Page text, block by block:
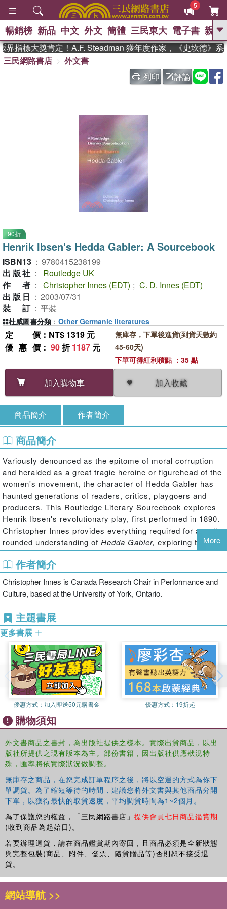
5
GO
、 如果歷史是一群喵 、 暑期
國際布克獎 臺灣漫遊錄 、 方
暢銷榜 新品 中文 外文 簡體 三民東大 電子書 親子
指標大獎肯定！A.F. Steadman 獲年度作家，《史坎德》系
三民網路書店
外文書
列印
評論
90折
Henrik Ibsen's Hedda Gabler: A Sourcebook
ISBN13 ： 9780415238199
出版社 ：
Routledge UK
作者 ： Christopher Innes (EDT) ; C. D. Innes (EDT)
出版日 ： 2003/07/31
裝訂 ： 平裝
定價 ：NT$ 1319 元
優惠價 ： 90折1187 元
加入購物車 加入收藏
無庫存，下單後進貨(到貨天數約
45-60天)
下單可得紅利積點 ：35 點
杜威圖書分類 ： Other Germanic literatures
商品簡介 作者簡介
商品簡介
Variously denounced as the epitome of moral corruption
and heralded as a great tragic heroine or figurehead of the
women's movement, the character of Hedda Gabler has
haunted generations of readers, critics, playgoers and
producers. This Routledge Literary Sourcebook explores
Henrik Ibsen's revolutionary play, first performed in 1890.
Christopher Innes provides everything required for a well-
rounded understanding of Hedda Gabler, exploring the play
in carefully linked sections on Contexts, Interpretations,
Key Passages and Further Reading. In each section
reprinted source documents are balanced with
introductory commentaries, and cross-references from
section to section enable readers to follow up the issues
that interest them most. The Contexts section will prove
especially useful for its wealth of information on
Norwegian nationalism, the women's movement and
naturalist theatre, while the Interpretations section traces
the interwoven histories of the performance and criticism
of the play. In the Key Passages section, clear and
comprehensive commentaries introduce important scenes,
reprinted with extensive new footnotes to form the
essential guide to the play. Finally, Further Reading
suggests directions for additional study.
Drawing on many years of teaching experience and crucial
research work on naturalist theatre, Christopher Innes
offers the best available introduction to iHedda Gabler and
its cultural, literary and critical contexts.
More
作者簡介
Christopher Innes is Canada Research Chair in Performance and
Culture, based at the University of York, Ontario.
主題書展
更多書展
優惠方式： 加入即送50元購書金 優惠方式： 19折起
購物須知
外文書商品之書封，為出版社提供之樣本。實際出貨商品，以出
版社所提供之現有版本為主。部份書籍，因出版社供應狀況特
殊，匯率將依實際狀況做調整。
無庫存之商品，在您完成訂單程序之後，將以空運的方式為你下
單調貨。為了縮短等待的時間，建議您將外文書與其他商品分開
下單，以獲得最快的取貨速度，平均調貨時間為1~2個月。
為了保護您的權益，「三民網路書店」 提供會員七日商品鑑賞期
(收到商品為起始日)。
若要辦理退貨，請在商品鑑賞期內寄回，且商品必須是全新狀態
與完整包裝(商品、附件、發票、隨貨贈品等)否則恕不接受退
貨。
網站導航 >>